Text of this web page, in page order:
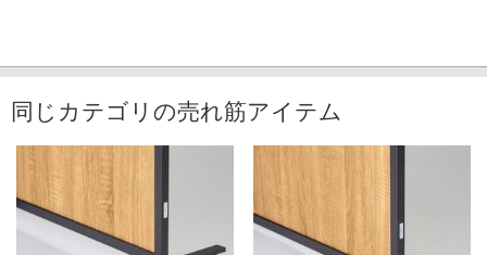
同じカテゴリの売れ筋アイテム